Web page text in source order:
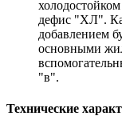
дефис "ХЛ".
добавлением
основными
"в".
Технические